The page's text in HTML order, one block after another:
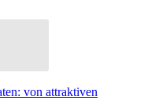
von attraktiven